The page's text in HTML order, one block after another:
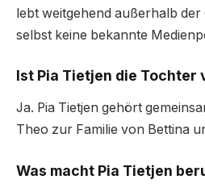
lebt weitgehend außerhalb
selbst keine bekannte
Ist Pia Tietjen die Tochter
Ja. Pia Tietjen gehört
Theo zur Familie von Bettina
Was macht Pia Tietjen